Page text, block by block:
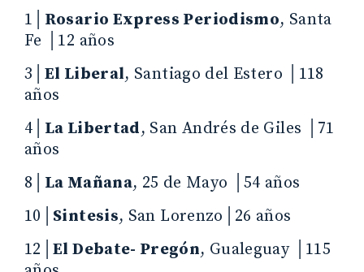
1│ Rosario Express Periodismo, Santa
Fe │12 años
3│ El Liberal, Santiago del Estero │118
años
4│ La Libertad, San Andrés de Giles │71
años
8│ La Mañana, 25 de Mayo │54 años
10│ Sintesis, San Lorenzo│26 años
12│El Debate- Pregón, Gualeguay │115